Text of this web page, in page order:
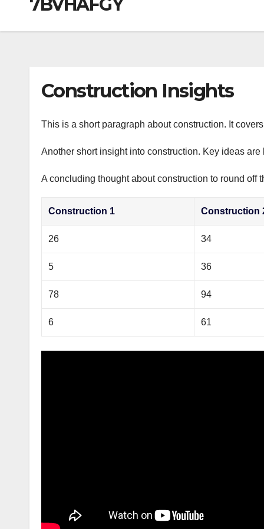
7BVHAFGY
Construction Insights
This is a short paragraph about construction. It
Another short insight into construction. Key ideas
A concluding thought about construction to round off
Construction 1 Construction
26 34
5 36
78 94
6 61
m